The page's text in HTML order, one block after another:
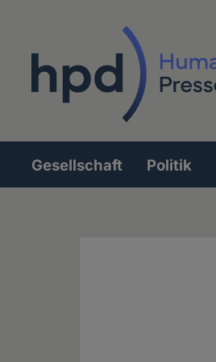
Hauptnavigation
Gesellschaft Politik